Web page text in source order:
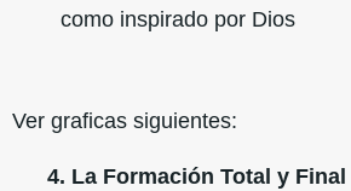
como inspirado por Dios
Ver graficas siguientes:
4. La Formación Total y Final